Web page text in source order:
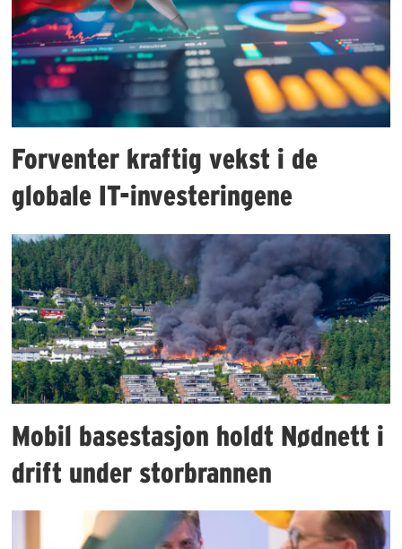
Forventer kraftig vekst i de
globale IT-investeringene
Mobil basestasjon holdt Nødnett i
drift under storbrannen